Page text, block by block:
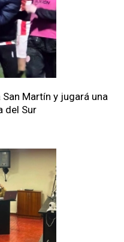
San Martín y jugará una
del Sur